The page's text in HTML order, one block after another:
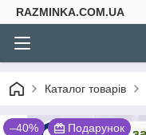
RAZMINKA.COM.UA
Каталог товарів
–40% Подарунок